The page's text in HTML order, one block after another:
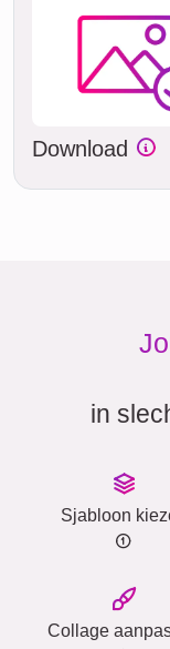
Download
in
Sjabloon
Collage